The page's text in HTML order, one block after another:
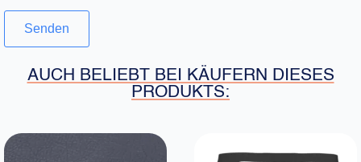
AUCH BELIEBT BEI KÄUFERN DIESES
PRODUKTS: